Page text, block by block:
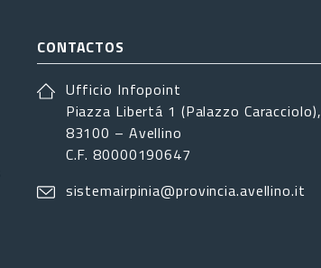
CONTACTOS
Ufficio Infopoint
Piazza Libertá 1 (Palazzo Caracciolo),
83100 – Avellino
C.F. 80000190647
sistemairpinia@provincia.avellino.it